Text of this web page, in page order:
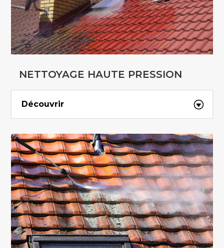
NETTOYAGE HAUTE PRESSION
Découvrir